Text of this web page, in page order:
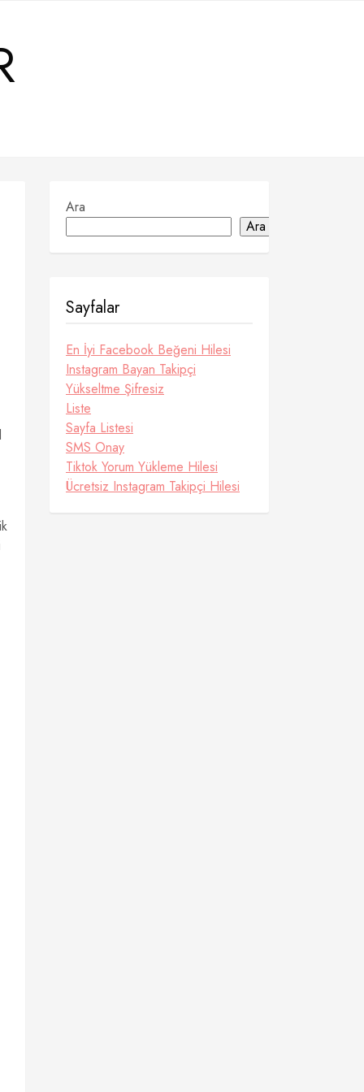
Ara
Ara
Sayfalar
En İyi Facebook Beğeni Hilesi
Instagram Bayan Takipçi
Yükseltme Şifresiz
Liste
Sayfa Listesi
SMS Onay
Tiktok Yorum Yükleme Hilesi
Ücretsiz Instagram Takipçi Hilesi